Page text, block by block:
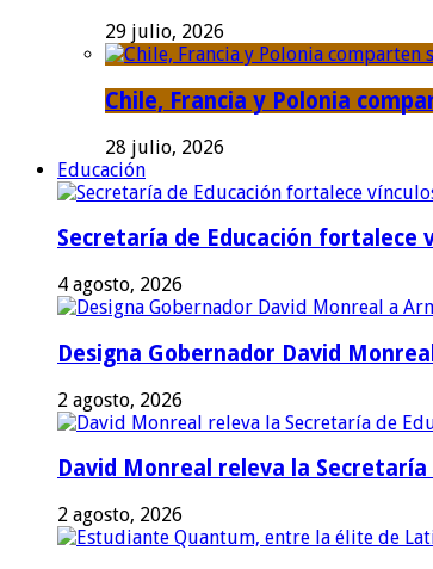
29 julio, 2026
Chile, Francia y Polonia
28 julio, 2026
Educación
Secretaría de Educación fortalece
4 agosto, 2026
Designa Gobernador David
2 agosto, 2026
David Monreal releva la
2 agosto, 2026